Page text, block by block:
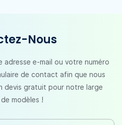
Nous
adresse e-mail ou votre numéro
de contact afin que nous
devis gratuit pour notre large
modèles !